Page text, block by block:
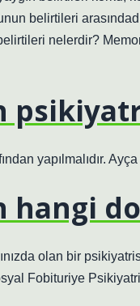
belirtileri
nelerdir?
yapılmalıdır.
hangi
olan bir
Fobituriye